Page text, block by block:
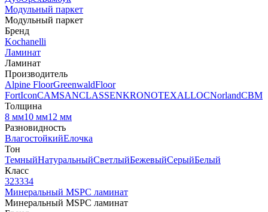
Модульный паркет
Модульный паркет
Бренд
Kochanelli
Ламинат
Ламинат
Производитель
Alpine FloorGreenwaldFloor
FortIconCAMSANCLASSENKRONOTEXALLOCNorlandCBM
Толщина
8 мм10 мм12 мм
Разновидность
ВлагостойкийЕлочка
Тон
ТемныйНатуральныйСветлыйБежевыйСерыйБелый
Класс
323334
Минеральный MSPC ламинат
Минеральный MSPC ламинат